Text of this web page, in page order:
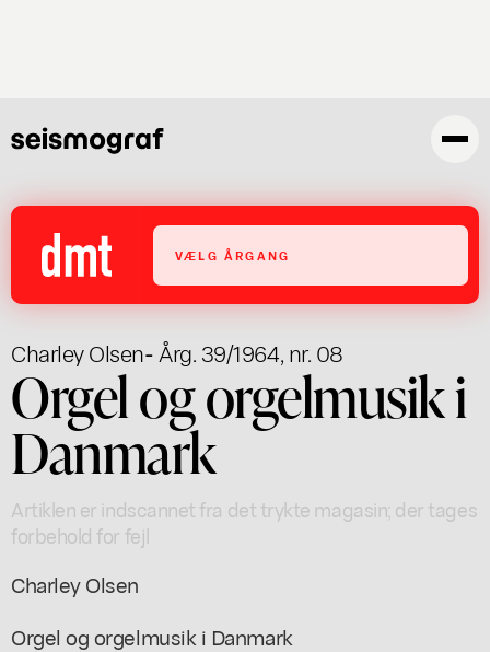
VÆLG ÅRGANG
Charley Olsen- Årg. 39/1964, nr. 08
Orgel og orgelmusik i
Danmark
Artiklen er indscannet fra det trykte magasin; der tages
forbehold for fejl
Charley Olsen
Orgel og orgelmusik i Danmark